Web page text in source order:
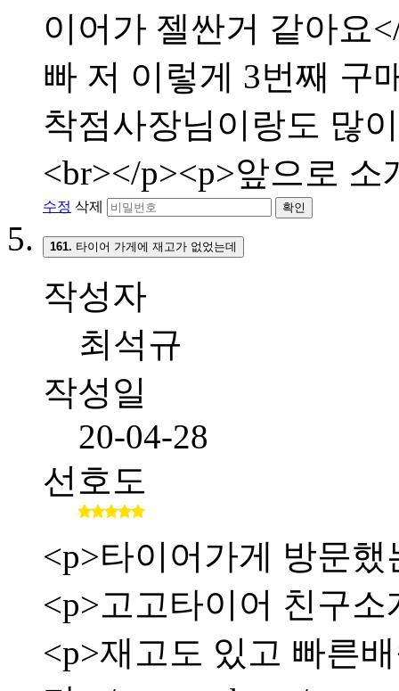
이어가 젤싼거 같아요
빠 저 이렇게 3번째 구
착점사장님이랑도 많
<br></p><p>앞으로
수정 삭제 확인
161. 타이어 가게에 재고가 없었는데
작성자
최석규
작성일
20-04-28
선호도
<p>타이어가게 방문
<p>고고타이어 친구
<p>재고도 있고 빠른